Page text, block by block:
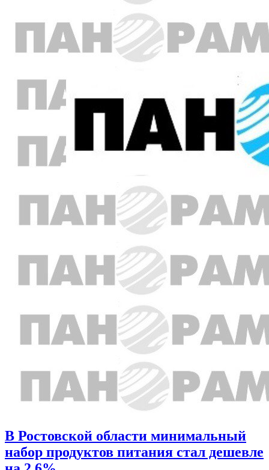
В Ростовской области минимальный
набор продуктов питания стал дешевле